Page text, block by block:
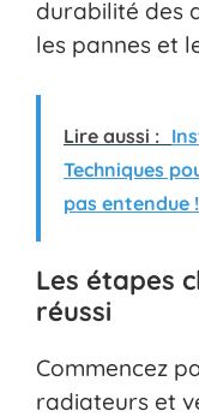
durabilité des
les pannes et
Lire aussi :
Techniques
pas entendue !
Les étapes
réussi
Commencez
radiateurs et